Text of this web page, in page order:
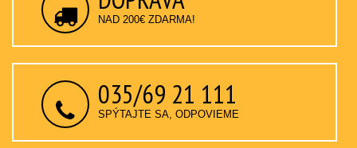
NAD 200€ ZDARMA!
035/69 21 111
SPÝTAJTE SA, ODPOVIEME